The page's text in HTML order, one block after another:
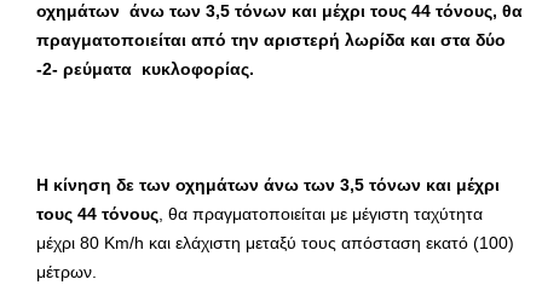
οχημάτων άνω των 3,5 τόνων και μέχρι τους 44 τόνους, θα
πραγματοποιείται από την αριστερή λωρίδα και στα δύο
-2- ρεύματα κυκλοφορίας.
Η κίνηση δε των οχημάτων άνω των 3,5 τόνων και μέχρι
τους 44 τόνους , θα πραγματοποιείται με μέγιστη ταχύτητα
μέχρι 80 Km/h και ελάχιστη μεταξύ τους απόσταση εκατό (100)
μέτρων.